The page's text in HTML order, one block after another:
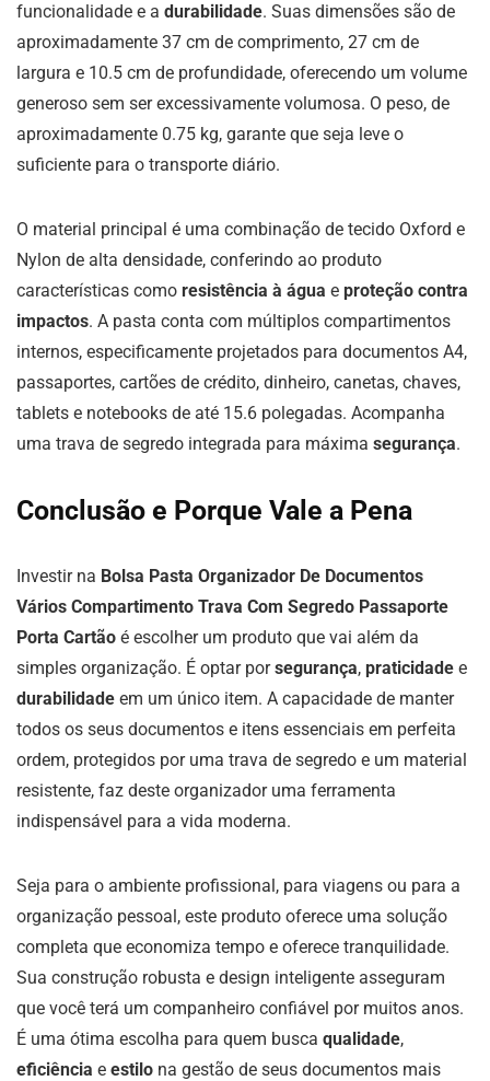
funcionalidade e a durabilidade. Suas dimensões são de
aproximadamente 37 cm de comprimento, 27 cm de
largura e 10.5 cm de profundidade, oferecendo um volume
generoso sem ser excessivamente volumosa. O peso, de
aproximadamente 0.75 kg, garante que seja leve o
suficiente para o transporte diário.
O material principal é uma combinação de tecido Oxford e
Nylon de alta densidade, conferindo ao produto
características como resistência à água e proteção contra
impactos. A pasta conta com múltiplos compartimentos
internos, especificamente projetados para documentos A4,
passaportes, cartões de crédito, dinheiro, canetas, chaves,
tablets e notebooks de até 15.6 polegadas. Acompanha
uma trava de segredo integrada para máxima segurança.
Conclusão e Porque Vale a Pena
Investir na Bolsa Pasta Organizador De Documentos
Vários Compartimento Trava Com Segredo Passaporte
Porta Cartão é escolher um produto que vai além da
simples organização. É optar porsegurança, praticidade e
durabilidade em um único item. A capacidade de manter
todos os seus documentos e itens essenciais em perfeita
ordem, protegidos por uma trava de segredo e um material
resistente, faz deste organizador uma ferramenta
indispensável para a vida moderna.
Seja para o ambiente profissional, para viagens ou para a
organização pessoal, este produto oferece uma solução
completa que economiza tempo e oferece tranquilidade.
Sua construção robusta e design inteligente asseguram
que você terá um companheiro confiável por muitos anos.
É uma ótima escolha para quem busca qualidade,
eficiência e estilo na gestão de seus documentos mais